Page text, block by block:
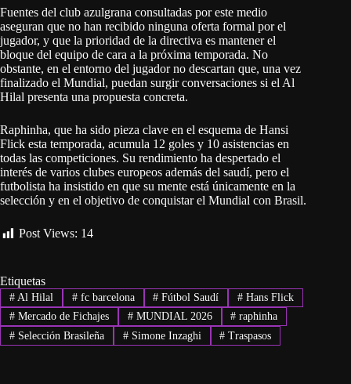
Fuentes del club azulgrana consultadas por este medio
aseguran que no han recibido ninguna oferta formal por el
jugador, y que la prioridad de la directiva es mantener el
bloque del equipo de cara a la próxima temporada. No
obstante, en el entorno del jugador no descartan que, una vez
finalizado el Mundial, puedan surgir conversaciones si el Al
Hilal presenta una propuesta concreta.
Raphinha, que ha sido pieza clave en el esquema de Hansi
Flick esta temporada, acumula 12 goles y 10 asistencias en
todas las competiciones. Su rendimiento ha despertado el
interés de varios clubes europeos además del saudí, pero el
futbolista ha insistido en que su mente está únicamente en la
selección y en el objetivo de conquistar el Mundial con Brasil.
Post Views: 14
Etiquetas
#Al Hilal #fc barcelona # Fútbol Saudí # Hans Flick
#Mercado de Fichajes #MUNDIAL 2026 # raphinha
#Selección Brasileña #Simone Inzaghi # Traspasos